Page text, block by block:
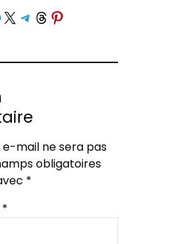
sur Facebook
Partager sur X Partager sur Telegram
Partager sur Threads
Partager sur Pinterest
mail ne sera pas
obligatoires
*
*